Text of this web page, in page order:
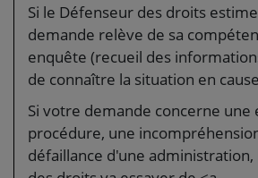
Si le Défenseur des droits
demande relève de sa
enquête (recueil des
de connaître la situation en
Si votre demande concerne une
procédure, une
défaillance d'une